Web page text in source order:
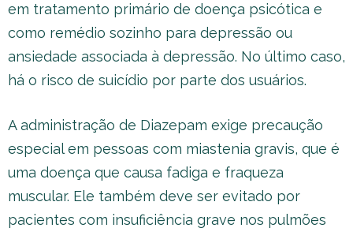
em tratamento primário de doença psicótica e
como remédio sozinho para depressão ou
ansiedade associada à depressão. No último caso,
há o risco de suicídio por parte dos usuários.
A administração de Diazepam exige precaução
especial em pessoas com miastenia gravis, que é
uma doença que causa fadiga e fraqueza
muscular. Ele também deve ser evitado por
pacientes com insuficiência grave nos pulmões